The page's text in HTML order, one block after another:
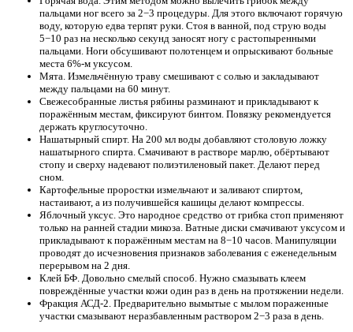
пальцами ног всего за 2−3 процедуры. Для этого включают горячую
воду, которую едва терпят руки. Стоя в ванной, под струю воды
5−10 раз на несколько секунд заносят ногу с растопыренными
пальцами. Ноги обсушивают полотенцем и опрыскивают больные
места 6%-м уксусом.
Мята. Измельчённую траву смешивают с солью и закладывают
между пальцами на 60 минут.
Свежесобранные листья рябины разминают и прикладывают к
поражённым местам, фиксируют бинтом. Повязку рекомендуется
держать круглосуточно.
Нашатырный спирт. На 200 мл воды добавляют столовую ложку
нашатырного спирта. Смачивают в растворе марлю, обёртывают
стопу и сверху надевают полиэтиленовый пакет. Делают перед
сном.
Картофельные проростки измельчают и заливают спиртом,
настаивают, а из получившейся кашицы делают компрессы.
Яблочный уксус. Это народное средство от грибка стоп применяют
только на ранней стадии микоза. Ватные диски смачивают уксусом и
прикладывают к поражённым местам на 8−10 часов. Манипуляции
проводят до исчезновения признаков заболевания с еженедельным
перерывом на 2 дня.
Клей БФ. Довольно смелый способ. Нужно смазывать клеем
повреждённые участки кожи один раз в день на протяжении недели.
Фракция АСД-2. Предварительно вымытые с мылом пораженные
участки смазывают неразбавленным раствором 2−3 раза в день.